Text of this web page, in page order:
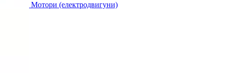
Мотори (електродвигуни)